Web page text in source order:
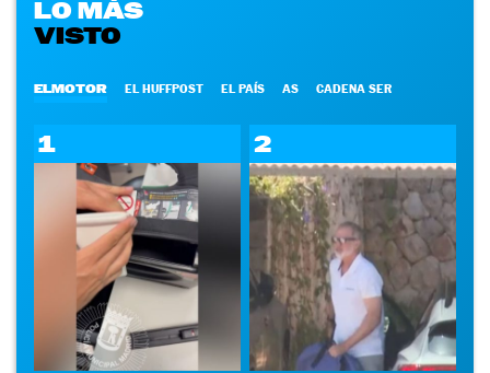
LO MÁS
VISTO
ELMOTOR EL HUFFPOST EL PAÍS AS CADENA SER
1 2